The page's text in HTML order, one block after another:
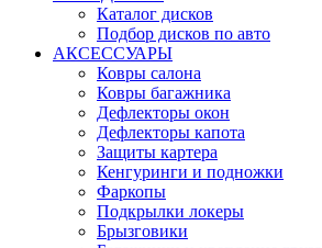
Каталог дисков
Подбор дисков по авто
АКСЕССУАРЫ
Ковры салона
Ковры багажника
Дефлекторы окон
Дефлекторы капота
Защиты картера
Кенгуринги и подножки
Фаркопы
Подкрылки локеры
Брызговики